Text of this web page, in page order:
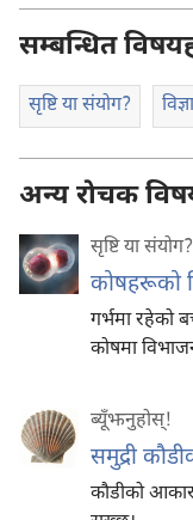
सम्बन्धित
सृष्टि या संयोग?
अन्य रोचक
सृष्टि या संयोग?
कोषहरूको
गर्भमा रहेको
कोषमा
ब्यूँझनुहोस्!
समुद्री
कौडीको